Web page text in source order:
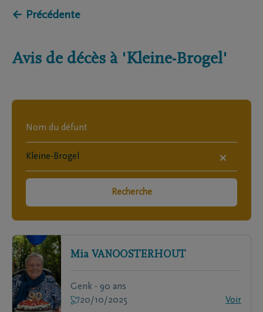
← Précédente
Avis de décès à 'Kleine-Brogel'
×
Recherche
Mia VANOOSTERHOUT
Genk - 90 ans
20/10/2025
Voir